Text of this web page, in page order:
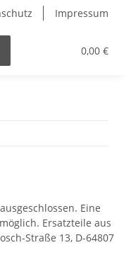
Impressum
0,00 €
Eine
Ersatzteile aus
Straße 13, D-64807